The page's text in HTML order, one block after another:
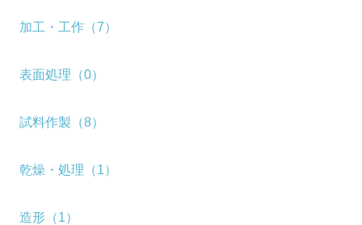
加工・工作（7）
表面処理（0）
試料作製（8）
乾燥・処理（1）
造形（1）